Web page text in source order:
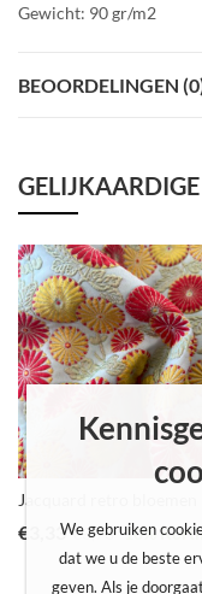
Gewicht: 90 gr/m2
BEOORDELINGEN
Jacquard retro bloemen
€ 3,33 €3,70 10%
We gebruiken
dat we u de beste
geven. Als je